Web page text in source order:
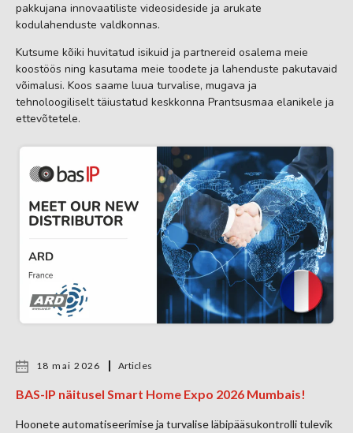
pakkujana innovaatiliste videosideside ja arukate
kodulahenduste valdkonnas.
Kutsume kõiki huvitatud isikuid ja partnereid osalema meie
koostöös ning kasutama meie toodete ja lahenduste pakutavaid
võimalusi. Koos saame luua turvalise, mugava ja
tehnoloogiliselt täiustatud keskkonna Prantsusmaa elanikele ja
ettevõtetele.
18 mai 2026 Articles
BAS-IP näitusel Smart Home Expo 2026 Mumbais!
Hoonete automatiseerimise ja turvalise läbipääsukontrolli tulevik